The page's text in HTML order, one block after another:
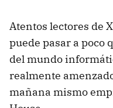
Atentos lectores de
puede pasar a poco
del mundo
realmente
mañana mismo